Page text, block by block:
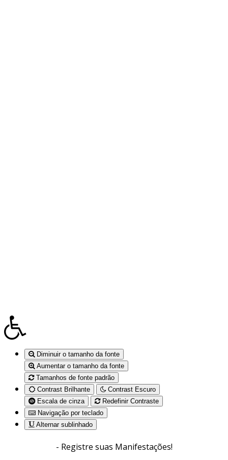
Diminuir o tamanho da fonte
Aumentar o tamanho da fonte
Tamanhos de fonte padrão
Contrast Brilhante
Contrast Escuro
Escala de cinza
Redefinir Contraste
Navigação por teclado
Alternar sublinhado
- Registre suas Manifestações!